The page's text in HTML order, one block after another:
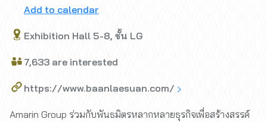
Add to calendar
Exhibition Hall 5-8, ชั้น LG
7,633 are interested
https://www.baanlaesuan.com/
Amarin Group ร่วมกับพันธมิตรหลากหลายธุรกิจเพื่อสร้างสรรค์